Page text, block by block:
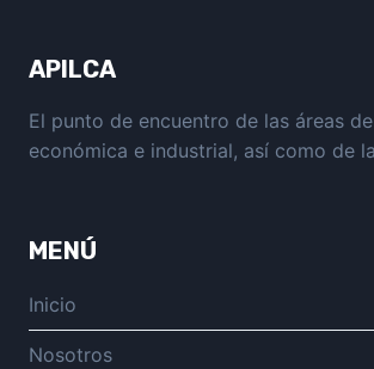
APILCA
El punto de encuentro de las áreas
económica e industrial, así como de
MENÚ
Inicio
Nosotros